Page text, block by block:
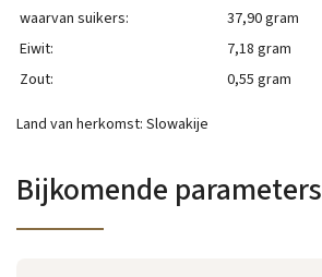
waarvan suikers:
37,90 gram
Eiwit:
7,18 gram
Zout:
0,55 gram
Land van herkomst: Slowakije
Bijkomende parameters